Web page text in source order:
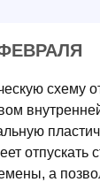
схему
а